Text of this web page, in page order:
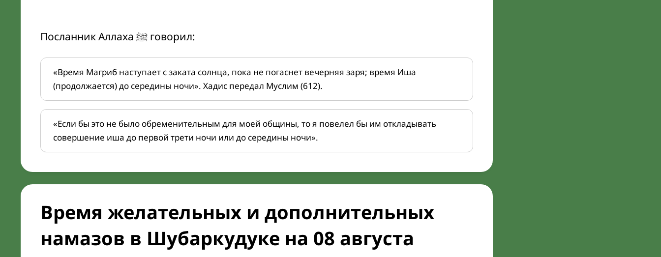
Посланник Аллаха ﷺ говорил:
«Время Магриб наступает с заката солнца, пока не погаснет вечерняя заря; время Иша
(продолжается) до середины ночи». Хадис передал Муслим (612).
«Если бы это не было обременительным для моей общины, то я повелел бы им откладывать
совершение иша до первой трети ночи или до середины ночи».
Время желательных и дополнительных
намазов в Шубаркудуке на 08 августа